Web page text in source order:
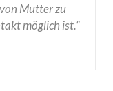
Mutter zu
möglich ist.“